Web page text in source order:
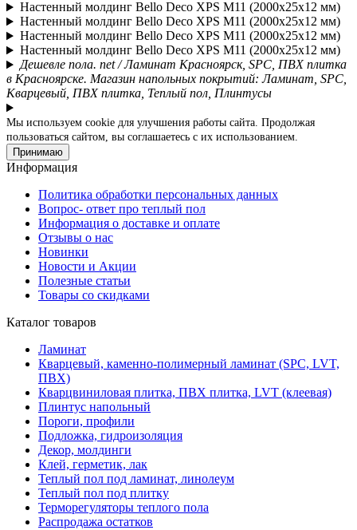
Настенный молдинг Bellо Deco XPS М11 (2000х25х12 мм)
Настенный молдинг Bellо Deco XPS М11 (2000х25х12 мм)
Настенный молдинг Bellо Deco XPS М11 (2000х25х12 мм)
Настенный молдинг Bellо Deco XPS М11 (2000х25х12 мм)
Дешевле пола. net / Ламинат Красноярск, SPC, ПВХ плитка
в Красноярске. Магазин напольных покрытий: Ламинат, SPC,
Кварцевый, ПВХ плитка, Теплый пол, Плинтусы
Мы используем cookie для улучшения работы сайта. Продолжая
пользоваться сайтом, вы соглашаетесь с их использованием.
Принимаю
Информация
Политика обработки персональных данных
Вопрос- ответ про теплый пол
Информация о доставке и оплате
Отзывы о нас
Новинки
Новости и Акции
Полезные статьи
Товары со скидками
Каталог товаров
Ламинат
Кварцевый, каменно-полимерный ламинат (SPC, LVT,
ПВХ)
Кварцвиниловая плитка, ПВХ плитка, LVT (клеевая)
Плинтус напольный
Пороги, профили
Подложка, гидроизоляция
Декор, молдинги
Клей, герметик, лак
Теплый пол под ламинат, линолеум
Теплый пол под плитку
Терморегуляторы теплого пола
Распродажа остатков